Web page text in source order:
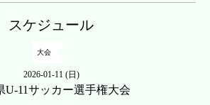
スケジュール
大会
2026-01-11 (日)
U-11サッカー選手権大会